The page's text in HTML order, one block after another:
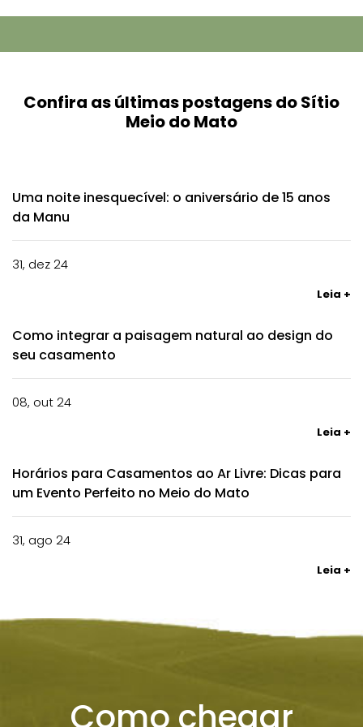
Confira as últimas postagens do Sítio
Meio do Mato
Uma noite inesquecível: o aniversário de 15 anos
da Manu
31, dez 24
Leia +
Como integrar a paisagem natural ao design do
seu casamento
08, out 24
Leia +
Horários para Casamentos ao Ar Livre: Dicas para
um Evento Perfeito no Meio do Mato
31, ago 24
Leia +
Como chegar